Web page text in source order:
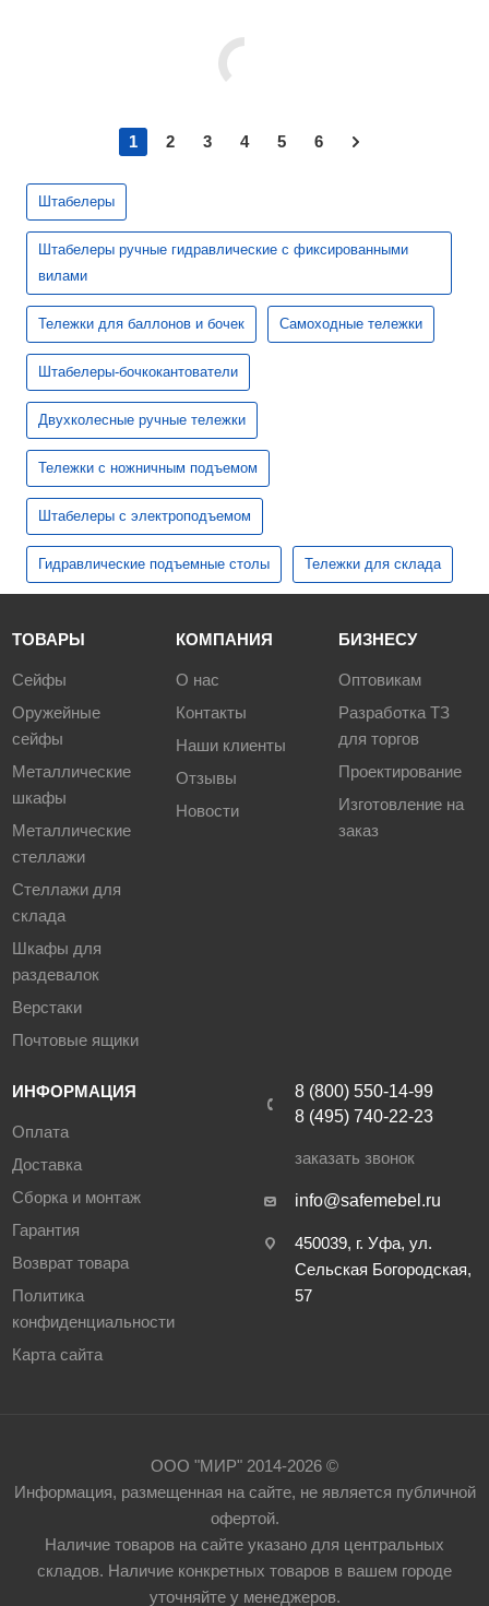
1 2 3 4 5 6
Штабелеры
Штабелеры ручные гидравлические с фиксированными
вилами
Тележки для баллонов и бочек Самоходные тележки
Штабелеры-бочкокантователи
Двухколесные ручные тележки
Тележки с ножничным подъемом
Штабелеры с электроподъемом
Гидравлические подъемные столы Тележки для склада
ТОВАРЫ
Сейфы
Оружейные
сейфы
Металлические
шкафы
Металлические
стеллажи
Стеллажи для
склада
Шкафы для
раздевалок
Верстаки
Почтовые ящики
КОМПАНИЯ
О нас
Контакты
Наши клиенты
Отзывы
Новости
БИЗНЕСУ
Оптовикам
Разработка ТЗ
для торгов
Проектирование
Изготовление на
заказ
ИНФОРМАЦИЯ
Оплата
Доставка
Сборка и монтаж
Гарантия
Возврат товара
Политика
конфиденциальности
Карта сайта
8 (800) 550-14-99
8 (495) 740-22-23
заказать звонок
info@safemebel.ru
450039, г. Уфа, ул.
Сельская Богородская,
57
ООО "МИР" 2014-2026 ©
Информация, размещенная на сайте, не является публичной
офертой.
Наличие товаров на сайте указано для центральных
складов. Наличие конкретных товаров в вашем городе
уточняйте у менеджеров.